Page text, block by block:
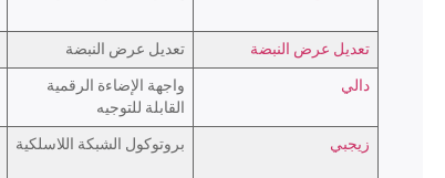
تعديل عرض النبضة
تعديل عرض النبضة
دالي
واجهة الإضاءة الرقمية
القابلة للتوجيه
زيجبي
بروتوكول الشبكة اللاسلكية